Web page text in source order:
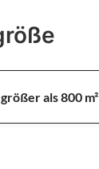
als 800 m²